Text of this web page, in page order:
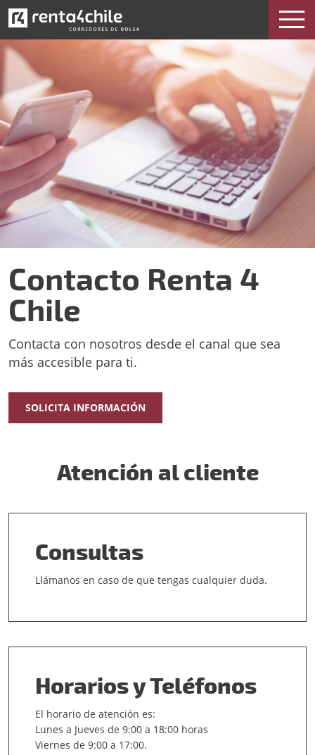
Contacto Renta 4 Chile
Contacto Renta 4
Chile
Contacta con nosotros desde el canal que sea
más accesible para ti.
SOLICITA INFORMACIÓN
Atención al cliente
Consultas
Llámanos en caso de que tengas cualquier duda.
Horarios y Teléfonos
El horario de atención es:
Lunes a Jueves de 9:00 a 18:00 horas
Viernes de 9:00 a 17:00.